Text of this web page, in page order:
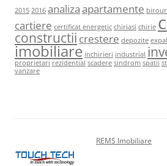
2015 2016 analizaapartamente
cartiere certificat energetic chiriasi chirie
constructii crestere depozite
imobiliare inchirieri industrial
proprietari rezidential scadere sindrom spatii
vanzare
REMS Imobiliare